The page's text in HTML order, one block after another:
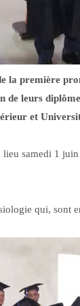
la première
de leurs
et
samedi 1
qui, sont